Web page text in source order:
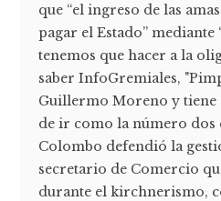
que “el ingreso de las
pagar el Estado” mediante
tenemos que hacer a la
saber InfoGremiales,
Guillermo Moreno y tiene
de ir como la número dos
Colombo defendió la
secretario de Comercio
durante el kirchnerismo,